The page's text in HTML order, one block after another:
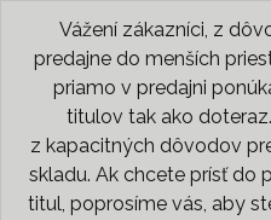
Vážení zákazníci, z
predajne do menších
priamo v predajni
titulov tak ako
z kapacitných dôvodov
skladu. Ak chcete prísť do
titul, poprosíme vás, aby